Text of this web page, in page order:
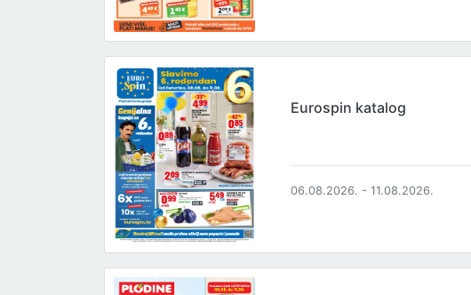
Eurospin katalog
06.08.2026. - 11.08.2026.